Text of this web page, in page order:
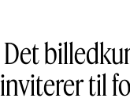
Det
inviterer til